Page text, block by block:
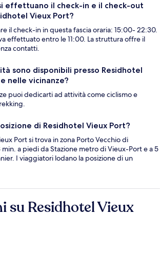
effettuano il check-in e il check-out
Vieux Port?
il check-in in questa fascia oraria: 15:00- 22:30.
effettuato entro le 11:00. La struttura offre il
contatti.
sono disponibili presso Residhotel
nelle vicinanze?
puoi dedicarti ad attività come ciclismo e
di Residhotel Vieux Port?
Port si trova in zona Porto Vecchio di
min. a piedi da Stazione metro di Vieux-Port e a 5
I viaggiatori lodano la posizione di un
su Residhotel Vieux